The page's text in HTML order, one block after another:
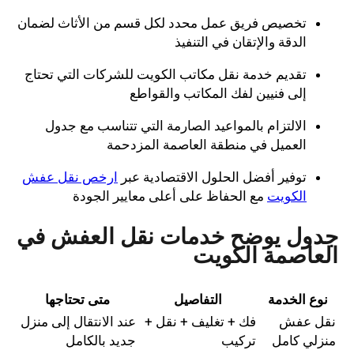
تخصيص فريق عمل محدد لكل قسم من الأثاث لضمان
الدقة والإتقان في التنفيذ
تقديم خدمة نقل مكاتب الكويت للشركات التي تحتاج
إلى فنيين لفك المكاتب والقواطع
الالتزام بالمواعيد الصارمة التي تتناسب مع جدول
العميل في منطقة العاصمة المزدحمة
توفير أفضل الحلول الاقتصادية عبر
ارخص نقل عفش
الكويت مع الحفاظ على أعلى معايير الجودة
جدول يوضح خدمات نقل العفش في
العاصمة الكويت
نوع الخدمة التفاصيل
متى تحتاجها
نقل عفش
منزلي كامل
فك + تغليف + نقل +
تركيب
عند الانتقال إلى منزل
جديد بالكامل